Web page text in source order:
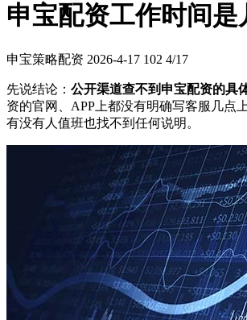
申宝配资工作时间是
申宝策略配资 2026-4-17 102 4/17
先说结论： 公开渠道查不到申宝配资的具
资的官网、APP上都没有明确写客服几点
有没有人值班也找不到任何说明。